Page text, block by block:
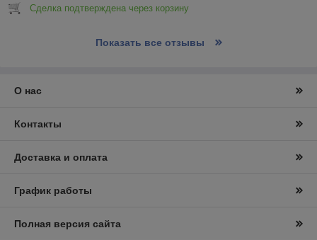
Сделка подтверждена через корзину
Показать все отзывы
О нас
Контакты
Доставка и оплата
График работы
Полная версия сайта